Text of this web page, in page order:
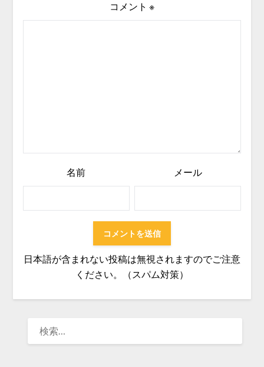
コメント ※
名前 メール
日本語が含まれない投稿は無視されますのでご注意
ください。（スパム対策）